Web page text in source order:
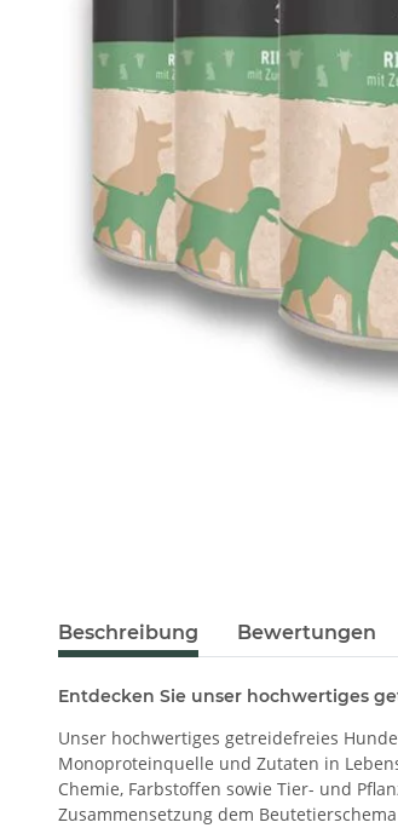
Beschreibung Bewertungen
Entdecken Sie unser hochwertiges
Unser hochwertiges getreidefreies
Monoproteinquelle und Zutaten in
Chemie, Farbstoffen sowie Tier- und
Zusammensetzung dem